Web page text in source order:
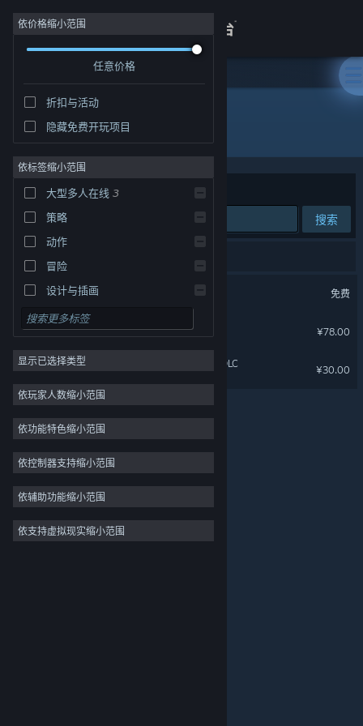
登录
关于
客服
关于蒸汽平台|退款政策|软件许可服务协议
个人信息保护政策|个人信息出境告知书|
依价格缩小范围
任意价格
折扣与活动
隐藏免费开玩项目
依标签缩小范围
大型多人在线 3
策略
动作
冒险
设计与插画
实用工具
免费开玩
角色扮演
独立
休闲
模拟
竞速
体育
视频制作
显示已选择类型
依玩家人数缩小范围
依功能特色缩小范围
依控制器支持缩小范围
依辅助功能缩小范围
依支持虚拟现实缩小范围
开发者: 重楼工作室
排序依据 相关性
搜索
3 个匹配的搜索结果。
免费
¥78.00
《蜀山：初章》买断版豪华DLC
¥30.00